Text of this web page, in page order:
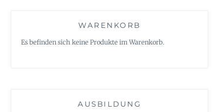
WARENKORB
Es befinden sich keine Produkte im Warenkorb.
AUSBILDUNG